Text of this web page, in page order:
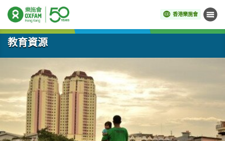
香港樂施會 目錄
開始主要內容
教育資源